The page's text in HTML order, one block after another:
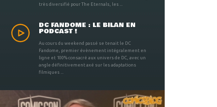
très diversifié pour The Eternals, les ...
DC FANDOME : LE BILAN EN
PODCAST !
Au cours du weekend passé se tenait le DC
Fandome, premier évènement intégralement en
ligne et 100% consacré aux univers de DC, avec un
angle définitivement axé sur les adaptations
filmiques ...